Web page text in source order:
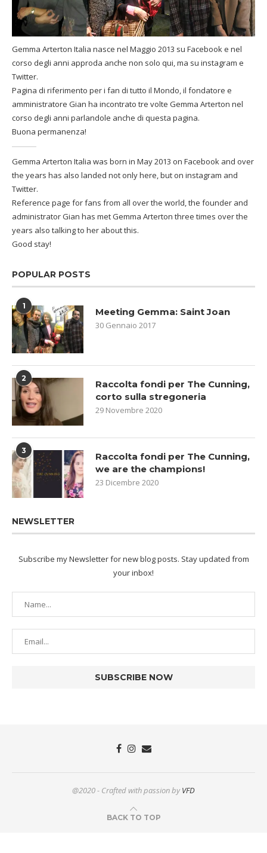
Gemma Arterton Italia nasce nel Maggio 2013 su Facebook e nel
corso degli anni approda anche non solo qui, ma su instagram e
Twitter.
Pagina di riferimento per i fan di tutto il Mondo, il fondatore e
amministratore Gian ha incontrato tre volte Gemma Arterton nel
corso degli anni parlandole anche di questa pagina.
Buona permanenza!
Gemma Arterton Italia was born in May 2013 on Facebook and over
the years has also landed not only here, but on instagram and
Twitter.
Reference page for fans from all over the world, the founder and
administrator Gian has met Gemma Arterton three times over the
years also talking to her about this.
Good stay!
POPULAR POSTS
1 Meeting Gemma: Saint Joan
30 Gennaio 2017
2
Raccolta fondi per The Cunning,
corto sulla stregoneria
29 Novembre 2020
3
Raccolta fondi per The Cunning,
we are the champions!
23 Dicembre 2020
NEWSLETTER
Subscribe my Newsletter for new blog posts. Stay updated from
your inbox!
@2020 - Crafted with passion byVFD
BACK TO TOP